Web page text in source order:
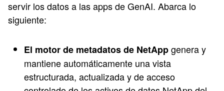
servir los datos a las apps de GenAI. Abarca lo
siguiente:
El motor de metadatos de NetAppgenera y
mantiene automáticamente una vista
estructurada, actualizada y de acceso